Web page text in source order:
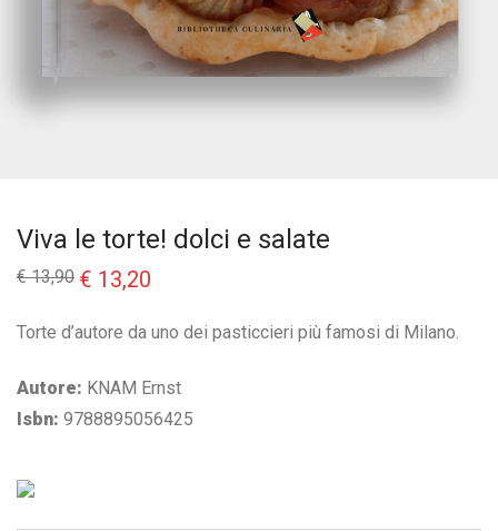
Viva le torte! dolci e salate
€13,90 Il
prezzo
era:
€ 13,20
è:
Torte d’autore da uno dei pasticcieri più famosi di Milano.
Autore: KNAM Ernst
Isbn: 9788895056425